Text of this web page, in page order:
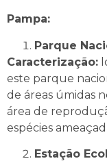
Pampa:
Parque
Caracterização:
este parque
de áreas úmidas
área de
espécies
Estação